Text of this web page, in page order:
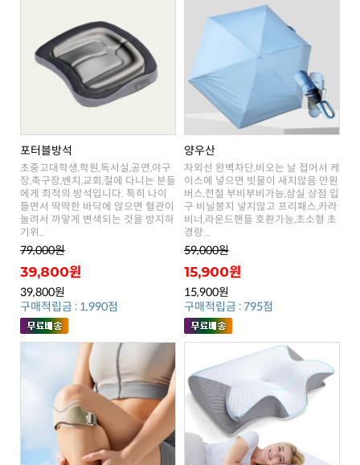
포터블방석
기위..
79,000원
39,800원
39,800원
구매적립금 : 1,990점
양우산
경량 ..
59,000원
15,900원
15,900원
구매적립금 : 795점